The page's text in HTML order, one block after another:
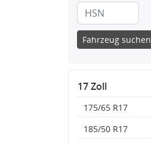
Fahrzeug suchen
17 Zoll
175/65 R17
185/50 R17